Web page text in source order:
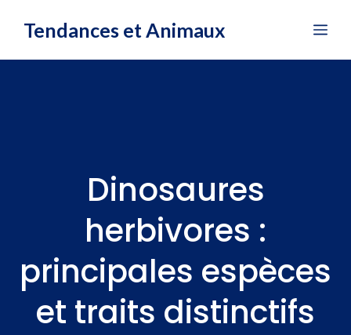
Tendances et Animaux
Dinosaures
herbivores :
principales espèces
et traits distinctifs